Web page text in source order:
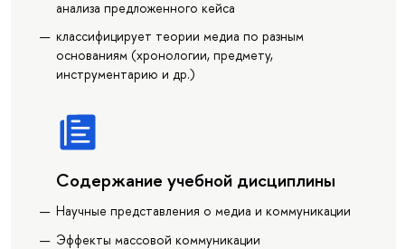
анализа предложенного кейса
классифицирует теории медиа по разным
основаниям (хронологии, предмету,
инструментарию и др.)
Содержание учебной дисциплины
Научные представления о медиа и коммуникации
Эффекты массовой коммуникации